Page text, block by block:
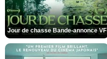
Jour de chasse Bande-annonce VF